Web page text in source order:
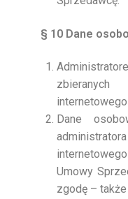
§ 10 Dane
Dane
Umowy
zgodę –